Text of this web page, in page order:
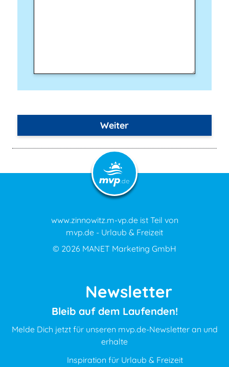
Weiter
www.zinnowitz.m-vp.de ist Teil von
mvp.de - Urlaub & Freizeit
© 2026 MANET Marketing GmbH
Newsletter
Bleib auf dem Laufenden!
Melde Dich jetzt für unseren mvp.de-Newsletter an und
erhalte
Inspiration für Urlaub & Freizeit